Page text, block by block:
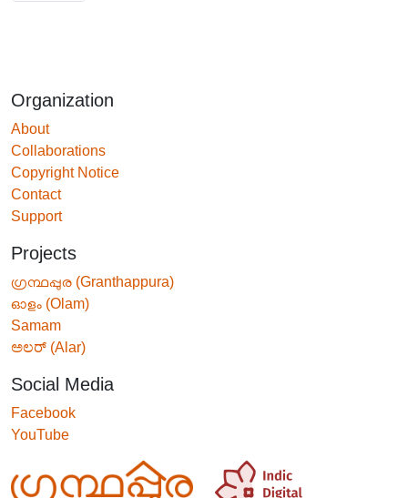
Organization
About
Collaborations
Copyright Notice
Contact
Support
Projects
ഗ്രന്ഥപ്പുര (Granthappura)
ഓളം (Olam)
Samam
ಅಲರ್ (Alar)
Social Media
Facebook
YouTube